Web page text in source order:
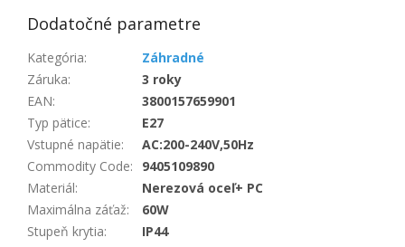
Dodatočné parametre
Kategória:
Záhradné
Záruka:
3 roky
EAN:
3800157659901
Typ pätice:
E27
Vstupné napätie:
AC:200-240V,50Hz
Commodity Code:
9405109890
Materiál:
Nerezová oceľ+ PC
Maximálna záťaž:
60W
Stupeň krytia: IP44